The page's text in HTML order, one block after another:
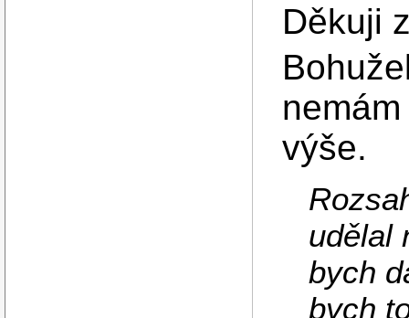
Děkuji
výše.
udělal
bych
bych